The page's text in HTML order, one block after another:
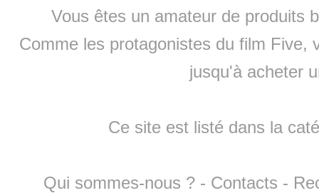
Vous êtes un amateur de produits
Comme les protagonistes du film Five,
jusqu'à acheter
Ce site est listé dans la
Qui sommes-nous ? - Contacts -